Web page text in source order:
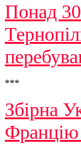
Понад
***
Збірна